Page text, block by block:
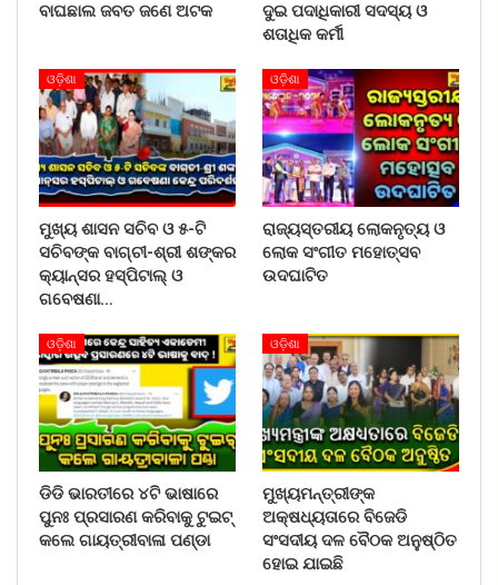
ବାଘଛାଲ ଜବତ ଜଣେ ଅଟକ
ଦୁଇ ପଦାଧିକାରୀ ସଦସ୍ୟ ଓ
ଶତାଧିକ କର୍ମୀ
ଓଡ଼ିଶା
ମୁଖ୍ୟ ଶାସନ ସଚିବ ଓ ୫-ଟି
ସଚିବଙ୍କ ବାଗ୍‌ଚୀ-ଶ୍ରୀ ଶଙ୍କର
କ୍ୟାନ୍‌ସର ହସ୍‌ପିଟାଲ୍‌ ଓ
ଗବେଷଣା…
ଓଡ଼ିଶା
ରାଜ୍ୟସ୍ତରୀୟ ଲୋକନୃତ୍ୟ ଓ
ଲୋକ ସଂଗୀତ ମହୋତ୍ସବ
ଉଦଘାଟିତ
ଓଡ଼ିଶା
ଡିଡି ଭାରତୀରେ ୪ଟି ଭାଷାରେ
ପୁନଃ ପ୍ରସାରଣ କରିବାକୁ ଟୁଇଟ୍
କଲେ ଗାୟତ୍ରୀବାଳା ପଣ୍ଡା
ଓଡ଼ିଶା
ମୁଖ୍ୟମନ୍ତ୍ରୀଙ୍କ
ଅକ୍ଷଧ୍ୟତାରେ ବିଜେଡି
ସଂସଦୀୟ ଦଳ ବୈଠକ ଅନୁଷ୍ଠିତ
ହୋଇ ଯାଇଛି